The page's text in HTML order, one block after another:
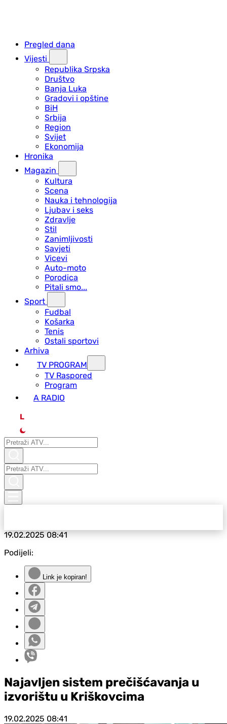
Pregled dana
Vijesti
Republika Srpska
Društvo
Banja Luka
Gradovi i opštine
BiH
Srbija
Region
Svijet
Ekonomija
Hronika
Magazin
Kultura
Scena
Nauka i tehnologija
Ljubav i seks
Zdravlje
Stil
Zanimljivosti
Savjeti
Vicevi
Auto-moto
Porodica
Pitali smo...
Sport
Fudbal
Košarka
Tenis
Ostali sportovi
Arhiva
TV PROGRAM
ТV Raspored
Program
A RADIO
L
19.02.202508:41
Podijeli:
Link je kopiran!
Najavljen sistem prečišćavanja u
izvorištu u Kriškovcima
19.02.2025 08:41